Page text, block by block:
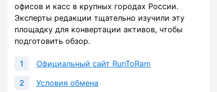
офисов и касс в крупных городах России.
Эксперты редакции тщательно изучили эту
площадку для конвертации активов, чтобы
подготовить обзор.
Официальный сайт RunToRam
Условия обмена